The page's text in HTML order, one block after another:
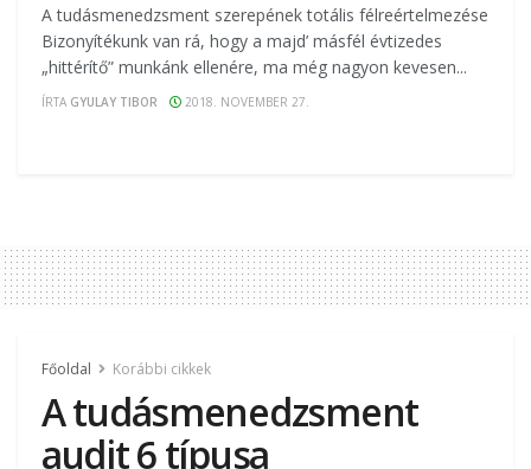
A tudásmenedzsment szerepének totális félreértelmezése
Bizonyítékunk van rá, hogy a majd’ másfél évtizedes
„hittérítő” munkánk ellenére, ma még nagyon kevesen...
ÍRTA GYULAY TIBOR 2018. NOVEMBER 27.
Főoldal Korábbi cikkek
A tudásmenedzsment
audit 6 típusa